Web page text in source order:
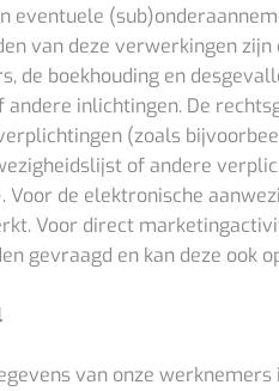
eventuele
van deze verwerkingen
de boekhouding en
inlichtingen. De
(zoals
of andere
de elektronische
Voor direct
gevraagd en kan deze ook
van onze